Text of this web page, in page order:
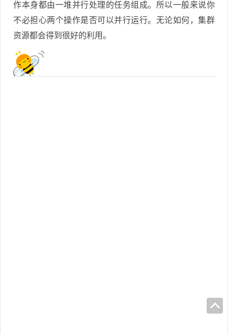
作本身都由一堆并行处理的任务组成。所以一般来说你
不必担心两个操作是否可以并行运行。无论如何，集群
资源都会得到很好的利用。